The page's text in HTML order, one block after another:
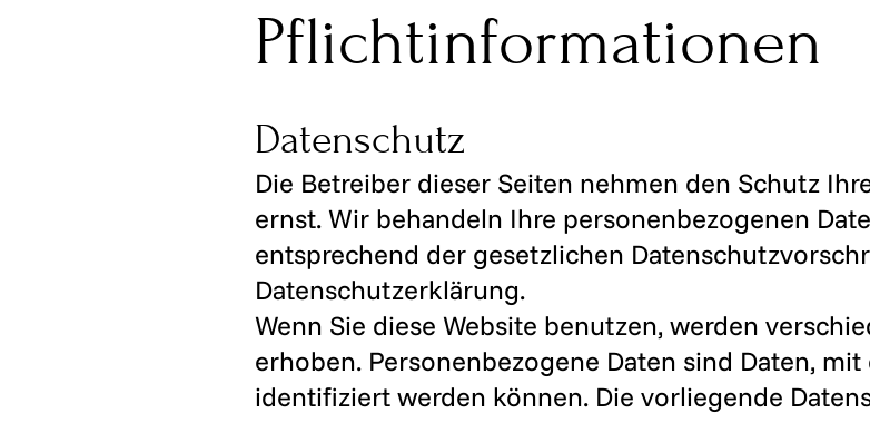
Pflichtinformationen
Datenschutz
Die Betreiber dieser Seiten nehmen den Schutz
ernst. Wir behandeln Ihre personenbezogenen
entsprechend der gesetzlichen
Datenschutzerklärung.
Wenn Sie diese Website benutzen, werden
erhoben. Personenbezogene Daten sind Daten,
identifiziert werden können. Die vorliegende